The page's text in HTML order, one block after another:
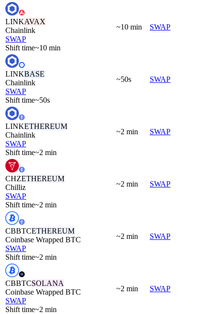
LINKAVAX
Chainlink
SWAP
Shift time~10 min
~10 min SWAP
LINKBASE
Chainlink
SWAP
Shift time~50s
~50s SWAP
LINKETHEREUM
Chainlink
SWAP
Shift time~2 min
~2 min SWAP
CHZETHEREUM
Chilliz
SWAP
Shift time~2 min
~2 min SWAP
CBBTCETHEREUM
Coinbase Wrapped BTC
SWAP
Shift time~2 min
~2 min SWAP
CBBTCSOLANA
Coinbase Wrapped BTC
SWAP
Shift time~2 min
~2 min SWAP